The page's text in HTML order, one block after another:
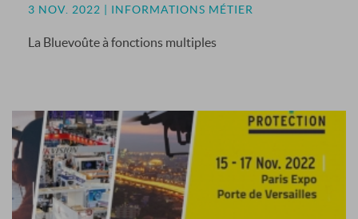
3 NOV. 2022 | INFORMATIONS MÉTIER
La Bluevoûte à fonctions multiples